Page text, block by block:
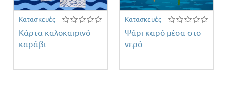
Κατασκευές
Κάρτα καλοκαιρινό
καράβι
Κατασκευές
Ψάρι καρό μέσα στο
νερό